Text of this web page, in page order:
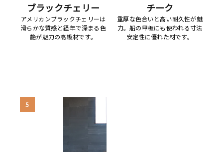
ブラックチェリー
アメリカンブラックチェリーは
滑らかな質感と経年で深まる色
艶が魅力の高級材です。
チーク
重厚な色合いと高い耐久性が魅
力。船の甲板にも使われる寸法
安定性に優れた材です。
5